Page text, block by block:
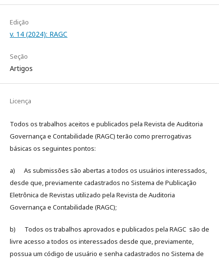
Edição
v. 14 (2024): RAGC
Seção
Artigos
Licença
Todos os trabalhos aceitos e publicados pela Revista de Auditoria
Governança e Contabilidade (RAGC) terão como prerrogativas
básicas os seguintes pontos:
a) As submissões são abertas a todos os usuários interessados,
desde que, previamente cadastrados no Sistema de Publicação
Eletrônica de Revistas utilizado pela Revista de Auditoria
Governança e Contabilidade (RAGC);
b) Todos os trabalhos aprovados e publicados pela RAGC são de
livre acesso a todos os interessados desde que, previamente,
possua um código de usuário e senha cadastrados no Sistema de